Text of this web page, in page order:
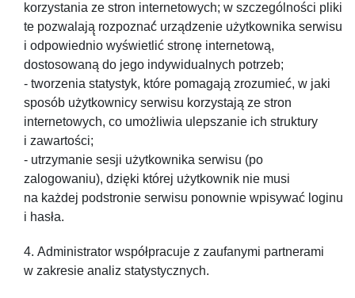
korzystania ze stron internetowych; w szczególności pliki
te pozwalają̨ rozpoznać́ urządzenie użytkownika serwisu
i odpowiednio wyświetlić stronę internetową,
dostosowaną do jego indywidualnych potrzeb;
- tworzenia statystyk, które pomagają zrozumieć, w jaki
sposób użytkownicy serwisu korzystają ze stron
internetowych, co umożliwia ulepszanie ich struktury
i zawartości;
- utrzymanie sesji użytkownika serwisu (po
zalogowaniu), dzięki której użytkownik nie musi
na każdej podstronie serwisu ponownie wpisywać loginu
i hasła.
Administrator współpracuje z zaufanymi partnerami
w zakresie analiz statystycznych.